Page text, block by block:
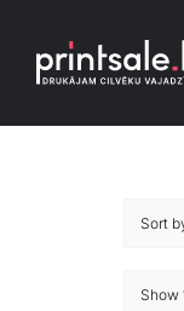
content
Sort
Show